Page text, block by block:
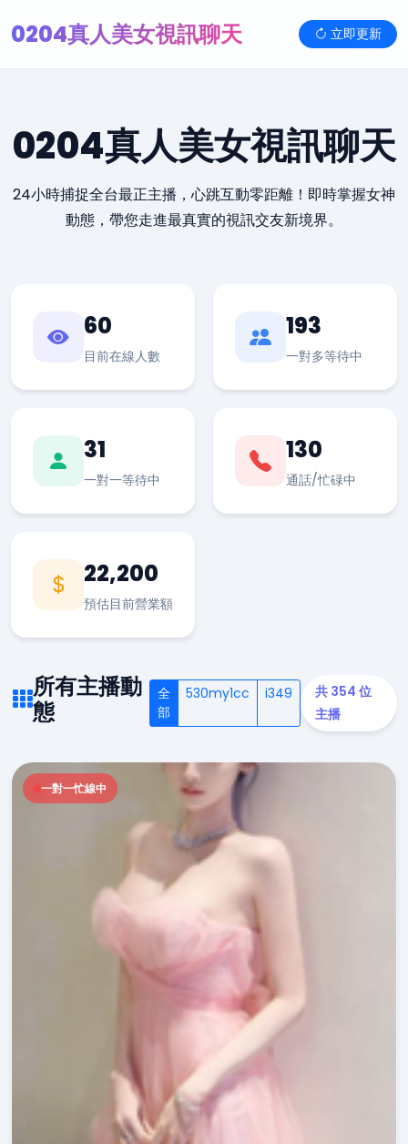
0204真人美女視訊聊天 立即更新
0204真人美女視訊聊天
24小時捕捉全台最正主播，心跳互動零距離！即時掌握女神
動態，帶您走進最真實的視訊交友新境界。
60
目前在線人數
193
一對多等待中
31
一對一等待中
130
通話/忙碌中
22,200
預估目前營業額
所有主播動
態
全
部
530my1cc i349
共 354 位
主播
一對一忙線中